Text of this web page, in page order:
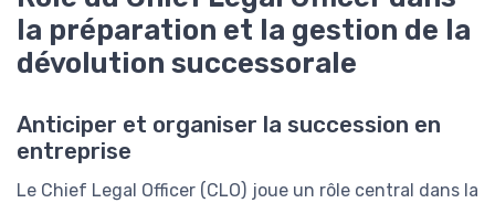
la préparation et la gestion de la
dévolution successorale
Anticiper et organiser la succession en
entreprise
Le Chief Legal Officer (CLO) joue un rôle central dans la